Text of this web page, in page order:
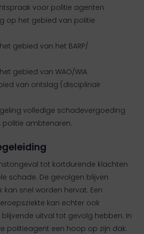
voor politie agenten
op het gebied van politie
gebied van het BARP/
gebied van WAO/WIA
van ontslag (disciplinair
volledige schadevergoeding
ambtenaren.
tot kortdurende klachten
schade. De gevolgen blijven
kan snel worden hervat. Een
kan echter ook
uitval tot gevolg hebben. In
politieagent een hoop op zijn dak: